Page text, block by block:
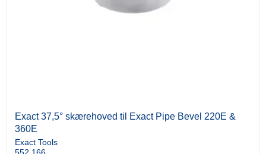
Exact 37,5° skærehoved til Exact Pipe Bevel 220E &
360E
Exact Tools
552.166